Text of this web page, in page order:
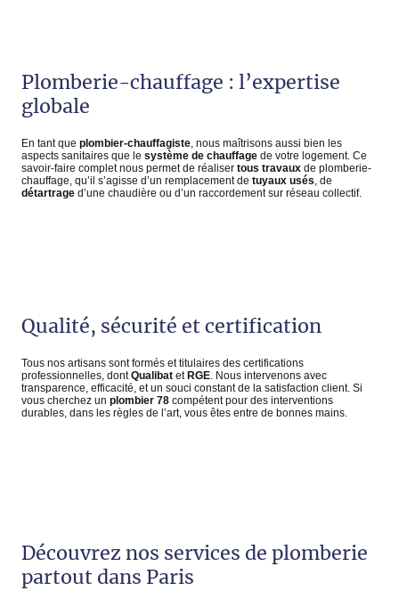
Plomberie-chauffage : l’expertise
globale
En tant que plombier-chauffagiste, nous maîtrisons aussi bien les
aspects sanitaires que le système de chauffage de votre logement. Ce
savoir-faire complet nous permet de réaliser tous travaux de plomberie-
chauffage, qu’il s’agisse d’un remplacement de tuyaux usés, de
détartrage d’une chaudière ou d’un raccordement sur réseau collectif.
Qualité, sécurité et certification
Tous nos artisans sont formés et titulaires des certifications
professionnelles, dontQualibat et RGE. Nous intervenons avec
transparence, efficacité, et un souci constant de la satisfaction client. Si
vous cherchez un plombier 78 compétent pour des interventions
durables, dans les règles de l’art, vous êtes entre de bonnes mains.
Découvrez nos services de plomberie
partout dans Paris